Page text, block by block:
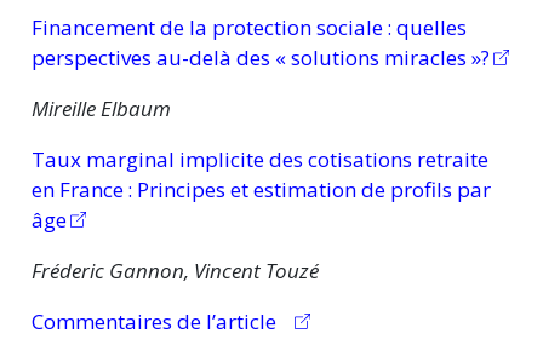
Financement de la protectionsociale : quelles
perspectives au-delà des « solutions miracles »?
Mireille Elbaum
Taux marginal implicite des cotisations retraite
en France : Principes et estimation de profils par
âge
Fréderic Gannon, Vincent Touzé
Commentaires de l’article